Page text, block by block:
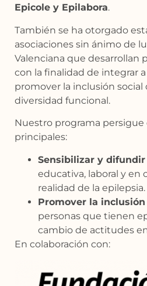
Epicole y Epilabora.
También se ha otorgado
asociaciones sin ánimo de
Valenciana que desarrollan
con la finalidad de integrar
promover la inclusión social
diversidad funcional.
Nuestro programa persigue
principales:
Sensibilizar y difundir
educativa, laboral y en
realidad de la epilepsia.
Promover la inclusión
personas que tienen
cambio de actitudes
En colaboración con: